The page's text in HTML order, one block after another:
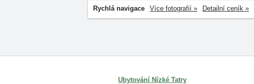
Rychlá navigace Více fotografií » Detailní ceník »
Ubytování Nízké Tatry